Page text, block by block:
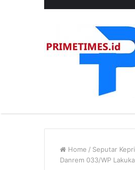
Home / Seputar Kepri
Danrem 033/WP